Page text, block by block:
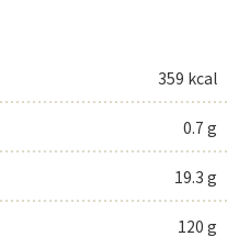
359 kcal
0.7 g
19.3 g
120 g